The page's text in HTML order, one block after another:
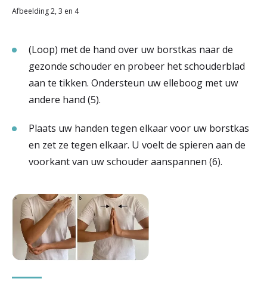
Afbeelding 2, 3 en 4
(Loop) met de hand over uw borstkas naar de
gezonde schouder en probeer het schouderblad
aan te tikken. Ondersteun uw elleboog met uw
andere hand (5).
Plaats uw handen tegen elkaar voor uw borstkas
en zet ze tegen elkaar. U voelt de spieren aan de
voorkant van uw schouder aanspannen (6).